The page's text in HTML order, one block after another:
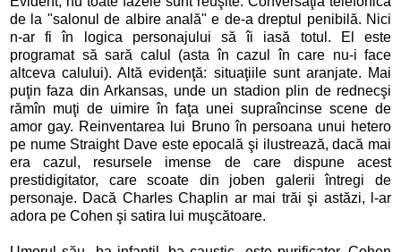
de la "salonul de albire anală" e de-a dreptul penibilă. Nici
n-ar fi în logica personajului să îi iasă totul. El este
programat să sară calul (asta în cazul în care nu-i face
altceva calului). Altă evidenţă: situaţiile sunt aranjate. Mai
puţin faza din Arkansas, unde un stadion plin de rednecşi
rămîn muţi de uimire în faţa unei supraîncinse scene de
amor gay. Reinventarea lui Bruno în persoana unui hetero
pe nume Straight Dave este epocală şi ilustrează, dacă mai
era cazul, resursele imense de care dispune acest
prestidigitator, care scoate din joben galerii întregi de
personaje. Dacă Charles Chaplin ar mai trăi şi astăzi, l-ar
adora pe Cohen şi satira lui muşcătoare.